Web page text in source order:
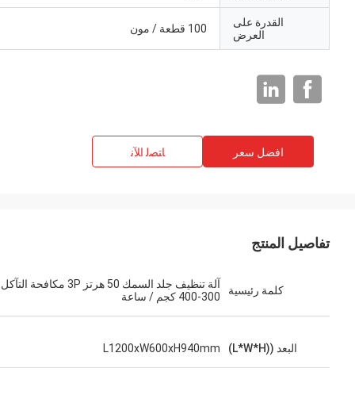
القدرة على
العرض
100 قطعة / مون
افضل سعر ﺎﺘﺼﻟ ﺍﻶﻧ
تفاصيل المنتج
كلمة رئيسية
آلة تنظيف جلد السمك 50 هرتز 3P مكافحة التآكل
300-400 كجم / ساعة
البعد ((L*W*H) L1200xW600xH940mm